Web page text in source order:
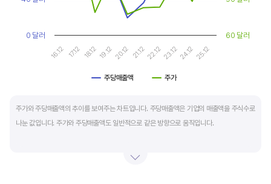
주당매출액 주가
16.12 17.12 18.12 19.12 20.12 21.1222.1223.1224.12 25.12
0 달러 60 달러
주가와 주당매출액의 추이를 보여주는 차트입니다. 주당매출액은 기업의 매출액을 주식수로
나눈 값입니다. 주가와 주당매출액도 일반적으로 같은 방향으로 움직입니다.